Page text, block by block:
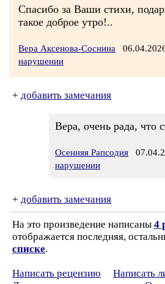
Спасибо за Ваши стихи,
такое доброе утро!..
Вера Аксенова-Соснина
нарушении
+ добавить замечания
Вера, очень рада, что
Осенняя Рапсодия
нарушении
+ добавить замечания
На это произведение написаны 4
отображается последняя,
списке.
Написать рецензию
Написать